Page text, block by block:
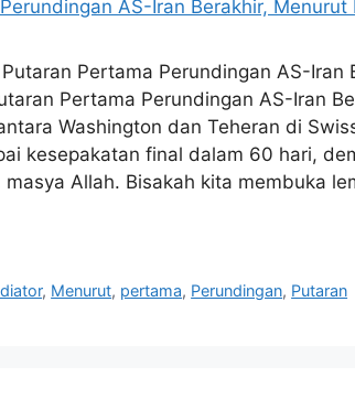
Pertama Perundingan AS-Iran
Pertama Perundingan AS-Iran
Washington dan Teheran di
kesepakatan final dalam 60 hari,
masya Allah. Bisakah kita membuka
, Menurut, pertama, Perundingan, Putaran